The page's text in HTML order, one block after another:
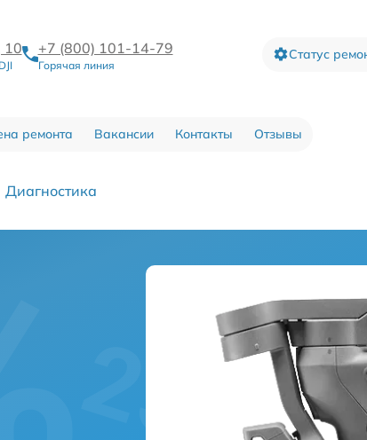
10 +7 (800) 101-14-79
Горячая линия
Статус
ремонта Вакансии Контакты Отзывы
Диагностика